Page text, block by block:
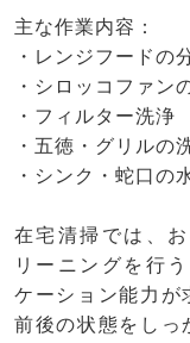
主な作業内容：
・レンジフードの
・シロッコファン
・フィルター洗浄
・五徳・グリルの
・シンク・蛇口の
在宅清掃では、
リーニングを行
ケーション能力が
前後の状態をしっ